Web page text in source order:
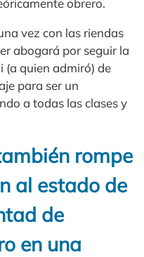
obrero.
vez con las riendas
abogará por seguir la
(a quien admiró) de
para ser un
a todas las clases y
rompe
al estado de
de
en una